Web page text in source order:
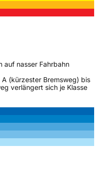
auf nasser Fahrbahn
(kürzester Bremsweg) bis
verlängert sich je Klasse